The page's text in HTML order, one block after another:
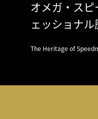
オメガ・ス
ェッショナ
The Heritage of